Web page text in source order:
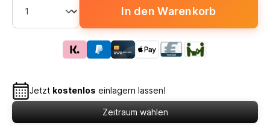
In den Warenkorb
Jetzt kostenlos einlagern lassen!
Zeitraum wählen